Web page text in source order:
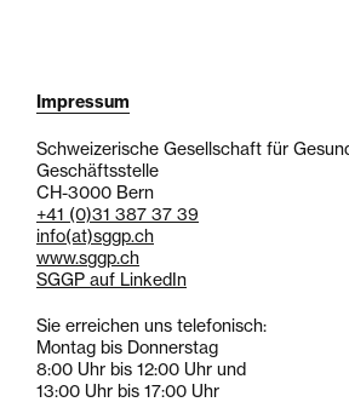
Impressum
Schweizerische Gesellschaft für
Geschäftsstelle
CH-3000 Bern
+41 (0)31 387 37 39
info(at)sggp.ch
www.sggp.ch
SGGP auf LinkedIn
Sie erreichen uns telefonisch:
Montag bis Donnerstag
8:00 Uhr bis 12:00 Uhr und
13:00 Uhr bis 17:00 Uhr